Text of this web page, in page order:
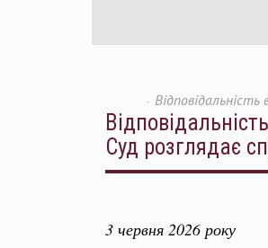
Суд розглядає
3 червня 2026 року